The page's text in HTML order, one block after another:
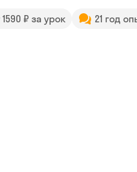
1590 ₽ за урок 21 год